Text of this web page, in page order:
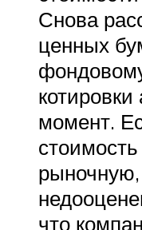
Снова
ценных
момент.
рыночную,
что